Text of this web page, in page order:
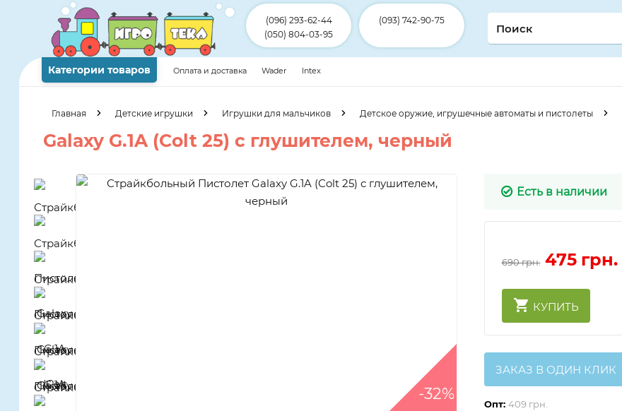
(096) 293-62-44
(050) 804-03-95
(093) 742-90-75
Категории товаров Оплата и доставка Wader Intex
Главная Детские игрушки Игрушки для мальчиков Детское оружие, игрушечные автоматы и пистолеты
Galaxy G.1A (Colt 25) с глушителем, черный
-32%
Есть в наличии
690 грн. 475 грн.
КУПИТЬ
ЗАКАЗ В ОДИН КЛИК
Опт: 409 грн.